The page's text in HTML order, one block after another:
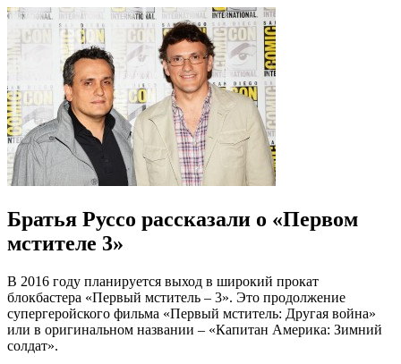
Братья Руссо рассказали о «Первом
мстителе 3»
В 2016 году планируется выход в широкий прокат
блокбастера «Первый мститель – 3». Это продолжение
супергеройского фильма «Первый мститель: Другая война»
или в оригинальном названии – «Капитан Америка: Зимний
солдат».